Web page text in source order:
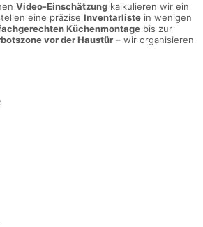
Video-Einschätzung kalkulieren wir ein
eine präzise Inventarliste in wenigen
Küchenmontage bis zur
vor der Haustür – wir organisieren